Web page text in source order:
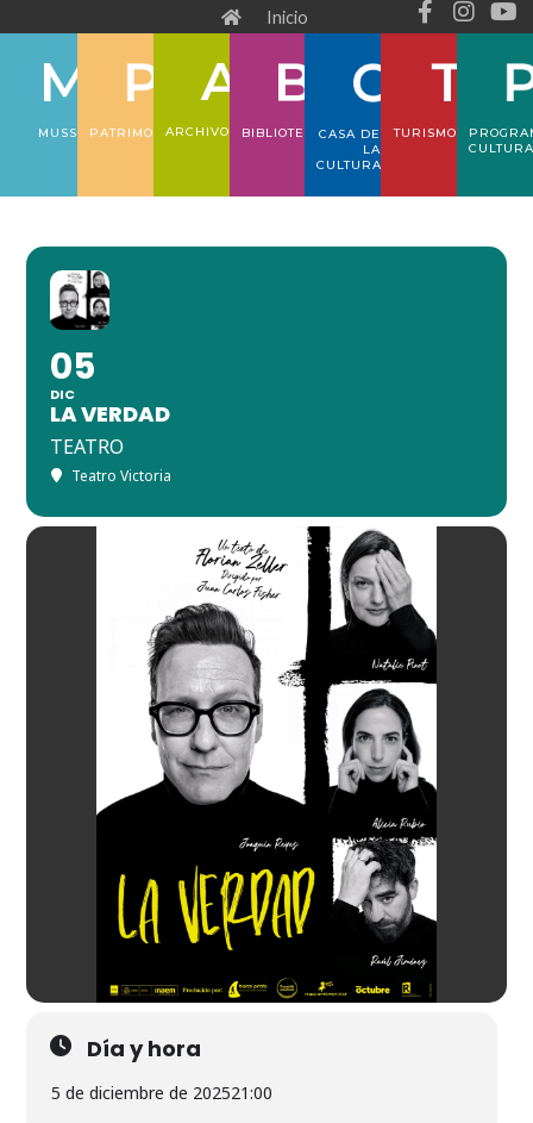
contenido
Inicio
F
a
c
o
-
I
n
g
r
m
Y
o
u
u
b
e
MUSS PATRIMONIOARCHIVO BIBLIOTECACASA DE
LA
CULTURA
TURISMO
05
DIC
LA VERDAD
TEATRO
Teatro Victoria
Día y hora
5 de diciembre de 202521:00